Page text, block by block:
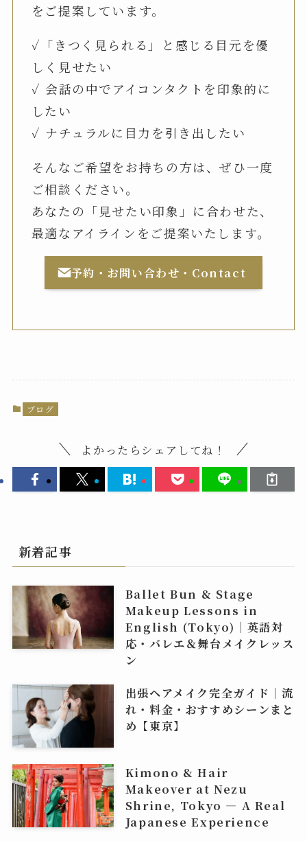
をご提案しています。
✓「きつく見られる」と感じる目元を優
しく見せたい
✓ 会話の中でアイコンタクトを印象的に
したい
✓ ナチュラルに目力を引き出したい
そんなご希望をお持ちの方は、ぜひ一度
ご相談ください。
あなたの「見せたい印象」に合わせた、
最適なアイラインをご提案いたします。
予約・お問い合わせ・Contact
ブログ
よかったらシェアしてね！
新着記事
Ballet Bun & Stage
Makeup Lessons in
English (Tokyo)｜英語対
応・バレエ＆舞台メイクレッス
ン
出張ヘアメイク完全ガイド｜流
れ・料金・おすすめシーンまと
め【東京】
Kimono & Hair
Makeover at Nezu
Shrine, Tokyo — A Real
Japanese Experience